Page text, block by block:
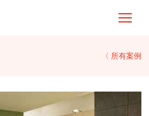
〈 所有案例